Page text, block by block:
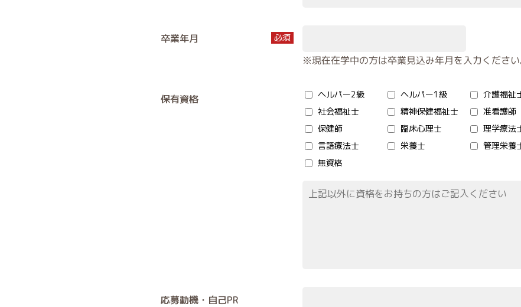
卒業年月 必須
※現在在学中の方は卒業見込み年月を入力ください
保有資格 ヘルパー2級 ヘルパー1級 介護福祉
社会福祉士
精神保健福祉士 准看護師
保健師
臨床心理士 理学療法
言語療法士
栄養士 管理栄養
無資格
応募動機・自己PR